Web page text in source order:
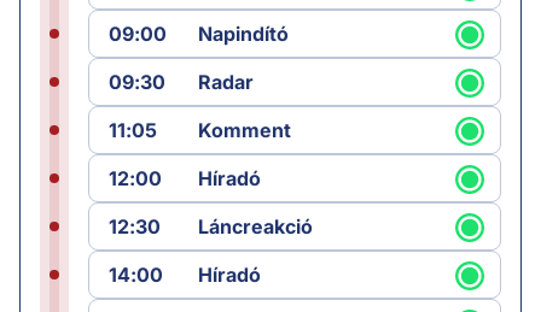
09:00
Napindító
09:30
Radar
11:05
Komment
12:00
Híradó
12:30
Láncreakció
14:00
Híradó